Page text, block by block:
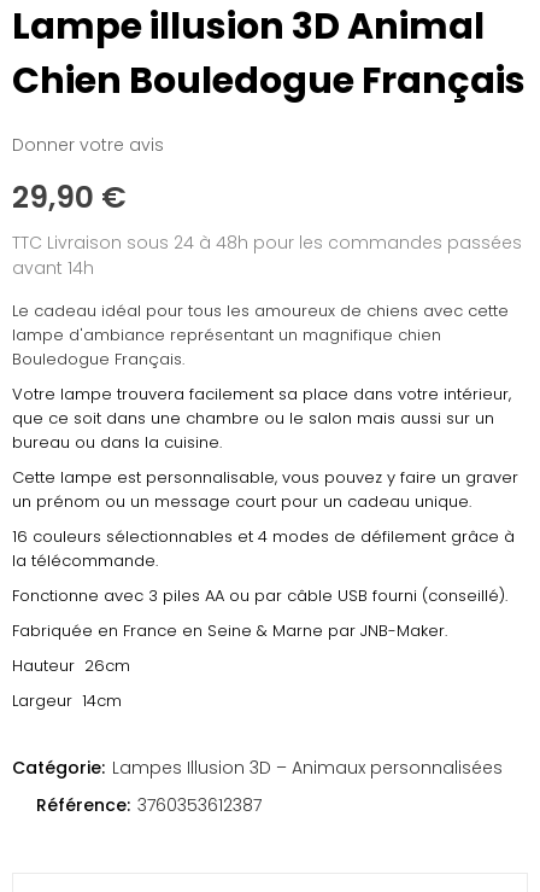
Lampe illusion 3D Animal
Chien Bouledogue Français
Donner votre avis
29,90 €
TTC Livraison sous 24 à 48h pour les commandes passées
avant 14h
Le cadeau idéal pour tous les amoureux de chiens avec cette
lampe d'ambiance représentant un magnifique chien
Bouledogue Français.
Votre lampe trouvera facilement sa place dans votre intérieur,
que ce soit dans une chambre ou le salon mais aussi sur un
bureau ou dans la cuisine.
Cette lampe est personnalisable, vous pouvez y faire un graver
un prénom ou un message court pour un cadeau unique.
16 couleurs sélectionnables et 4 modes de défilement grâce à
la télécommande.
Fonctionne avec 3 piles AA ou par câble USB fourni (conseillé).
Fabriquée en France en Seine & Marne par JNB-Maker.
Hauteur 26cm
Largeur 14cm
Catégorie: Lampes Illusion 3D – Animaux personnalisées
Référence: 3760353612387